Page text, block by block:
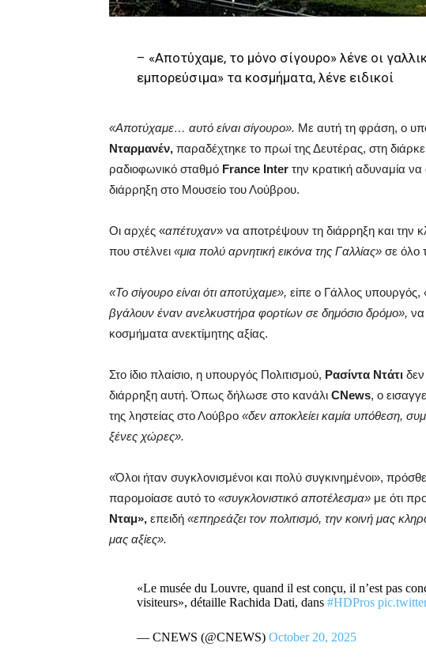
– «Αποτύχαμε, το μόνο σίγουρο» λένε οι
εμπορεύσιμα» τα κοσμήματα, λένε ειδικοί
«Αποτύχαμε… αυτό είναι σίγουρο». Με αυτή τη φράση, ο
Νταρμανέν, παραδέχτηκε το πρωί της Δευτέρας, στη
ραδιοφωνικό σταθμό France Inter την κρατική αδυναμία
διάρρηξη στο Μουσείο του Λούβρου.
Οι αρχές «απέτυχαν» να αποτρέψουν τη διάρρηξη και την
που στέλνει «μια πολύ αρνητική εικόνα της Γαλλίας» σε όλο
«Το σίγουρο είναι ότι αποτύχαμε», είπε ο Γάλλος υπουργός,
βγάλουν έναν ανελκυστήρα φορτίων σε δημόσιο δρόμο», να
κοσμήματα ανεκτίμητης αξίας.
Στο ίδιο πλαίσιο, η υπουργός Πολιτισμού, Ρασίντα Ντάτι
διάρρηξη αυτή. Όπως δήλωσε στο κανάλι CNews, ο
της ληστείας στο Λούβρο «δεν αποκλείει καμία υπόθεση,
ξένες χώρες».
«Όλοι ήταν συγκλονισμένοι και πολύ συγκινημένοι»,
παρομοίασε αυτό το «συγκλονιστικό αποτέλεσμα» με ότι
Νταμ», επειδή «επηρεάζει τον πολιτισμό, την κοινή μας
μας αξίες».
«Le musée du Louvre, quand il est conçu, il n’est pas
visiteurs», détaille Rachida Dati, dans #HDPros
— CNEWS (@CNEWS) October 20, 2025